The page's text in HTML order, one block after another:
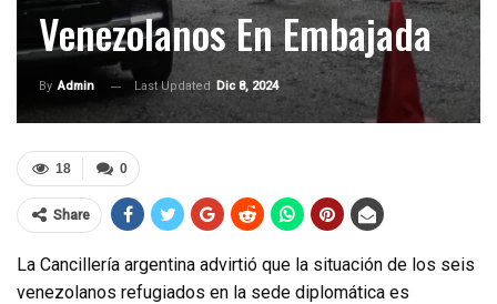
Venezolanos En Embajada
By Admin Last Updated Dic 8, 2024
0
18
Share
La Cancillería argentina advirtió que la situación de los seis
venezolanos refugiados en la sede diplomática es